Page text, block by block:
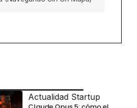
Actualidad Startup